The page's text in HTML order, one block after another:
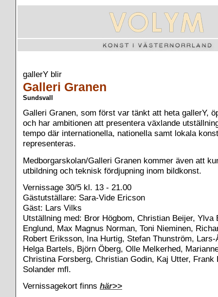
gallerY blir
Galleri Granen
Sundsvall
Galleri Granen, som först var tänkt att heta gallerY,
och har ambitionen att presentera växlande
tempo där internationella, nationella samt lokala
representeras.
Medborgarskolan/Galleri Granen kommer även att
utbildning och teknisk fördjupning inom bildkonst.
Vernissage 30/5 kl. 13 - 21.00
Gästutställare: Sara-Vide Ericson
Gäst: Lars Vilks
Utställning med: Bror Högbom, Christian Beijer, Ylva
Englund, Max Magnus Norman, Toni Nieminen,
Robert Eriksson, Ina Hurtig, Stefan Thunström,
Helga Bartels, Björn Öberg, Olle Melkerhed,
Christina Forsberg, Christian Godin, Kaj Utter, Frank
Solander mfl.
Vernissagekort finns här>>